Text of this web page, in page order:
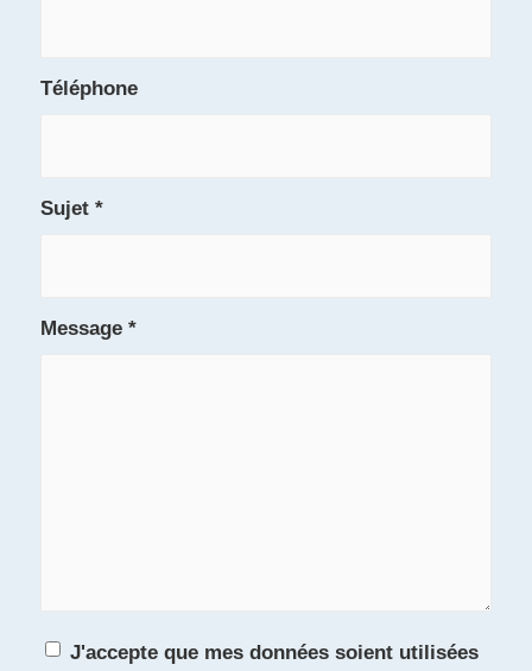
Téléphone
Sujet *
Message *
J'accepte que mes données soient utilisées